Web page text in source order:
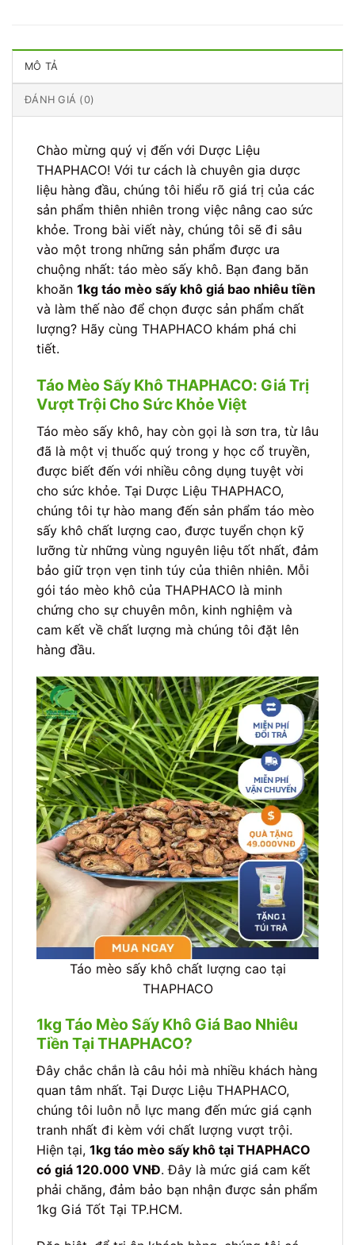
MÔ TẢ
ĐÁNH GIÁ (0)
Chào mừng quý vị đến với Dược Liệu
THAPHACO! Với tư cách là chuyên gia dược
liệu hàng đầu, chúng tôi hiểu rõ giá trị của các
sản phẩm thiên nhiên trong việc nâng cao sức
khỏe. Trong bài viết này, chúng tôi sẽ đi sâu
vào một trong những sản phẩm được ưa
chuộng nhất: táo mèo sấy khô. Bạn đang băn
khoăn 1kg táo mèo sấy khô giá bao nhiêu tiền
và làm thế nào để chọn được sản phẩm chất
lượng? Hãy cùng THAPHACO khám phá chi
tiết.
Táo Mèo Sấy Khô THAPHACO: Giá Trị
Vượt Trội Cho Sức Khỏe Việt
Táo mèo sấy khô, hay còn gọi là sơn tra, từ lâu
đã là một vị thuốc quý trong y học cổ truyền,
được biết đến với nhiều công dụng tuyệt vời
cho sức khỏe. Tại Dược Liệu THAPHACO,
chúng tôi tự hào mang đến sản phẩm táo mèo
sấy khô chất lượng cao, được tuyển chọn kỹ
lưỡng từ những vùng nguyên liệu tốt nhất, đảm
bảo giữ trọn vẹn tinh túy của thiên nhiên. Mỗi
gói táo mèo khô của THAPHACO là minh
chứng cho sự chuyên môn, kinh nghiệm và
cam kết về chất lượng mà chúng tôi đặt lên
hàng đầu.
Táo mèo sấy khô chất lượng cao tại
THAPHACO
1kg Táo Mèo Sấy Khô Giá Bao Nhiêu
Tiền Tại THAPHACO?
Đây chắc chắn là câu hỏi mà nhiều khách hàng
quan tâm nhất. Tại Dược Liệu THAPHACO,
chúng tôi luôn nỗ lực mang đến mức giá cạnh
tranh nhất đi kèm với chất lượng vượt trội.
Hiện tại, 1kg táo mèo sấy khô tại THAPHACO
có giá 120.000 VNĐ. Đây là mức giá cam kết
phải chăng, đảm bảo bạn nhận được sản phẩm
1kg Giá Tốt Tại TP.HCM.